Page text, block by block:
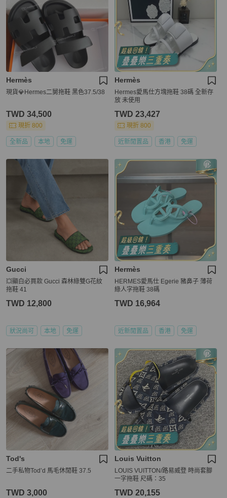
Hermès
現貨💎Hermes二舅拖鞋 黑色37.5/38
TWD 34,500
現折 800
全新品 本地 免運
Hermès
Hermes愛馬仕方塊拖鞋 38碼 全新存
放 未使用
TWD 23,427
現折 800
近新閒置品 香港 免運
Gucci
💥顯白必買款 Gucci 森林綠雙G花紋
拖鞋 41
TWD 12,800
狀況尚可 本地 免運
Hermès
HERMES愛馬仕 Egerie 豬鼻子 薄荷
綠人字拖鞋 38碼
TWD 16,964
近新閒置品 香港 免運
Tod's
二手私物Tod’d 馬毛休閒鞋 37.5
TWD 3,000
Louis Vuitton
LOUIS VUITTON/路易威登 時尚套腳
一字拖鞋 尺碼：35
TWD 20,155